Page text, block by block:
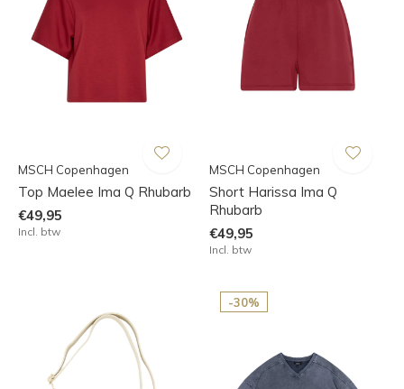
MSCH Copenhagen
Top Maelee Ima Q Rhubarb
€49,95
Incl. btw
MSCH Copenhagen
Short Harissa Ima Q
Rhubarb
€49,95
Incl. btw
-30%